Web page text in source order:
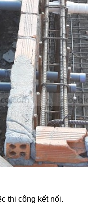
thi công kết nối.